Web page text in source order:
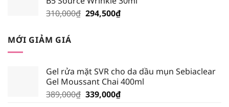
195,000₫.là:
185,250₫.
310,000₫ Giá
294,500₫Giá
MỚI GIẢM GIÁ
Gel rửa mặt SVR cho da dầu mụn Sebiaclear
Gel Moussant Chai 400ml
389,000₫ Giá
339,000₫Giá